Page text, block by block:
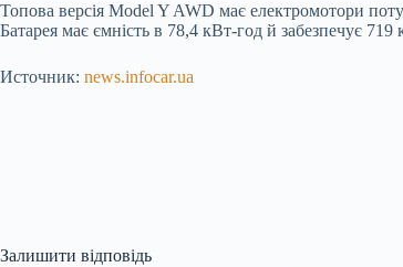
Топова версія Model Y AWD має електромотори
Батарея має ємність в 78,4 кВт-год й забезпечує
Источник: news.infocar.ua
Залишити відповідь